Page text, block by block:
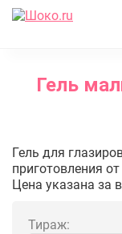
Каталог
Гель
Гель
Гель
Гель для
приготовления
Цена указана за
Тираж: